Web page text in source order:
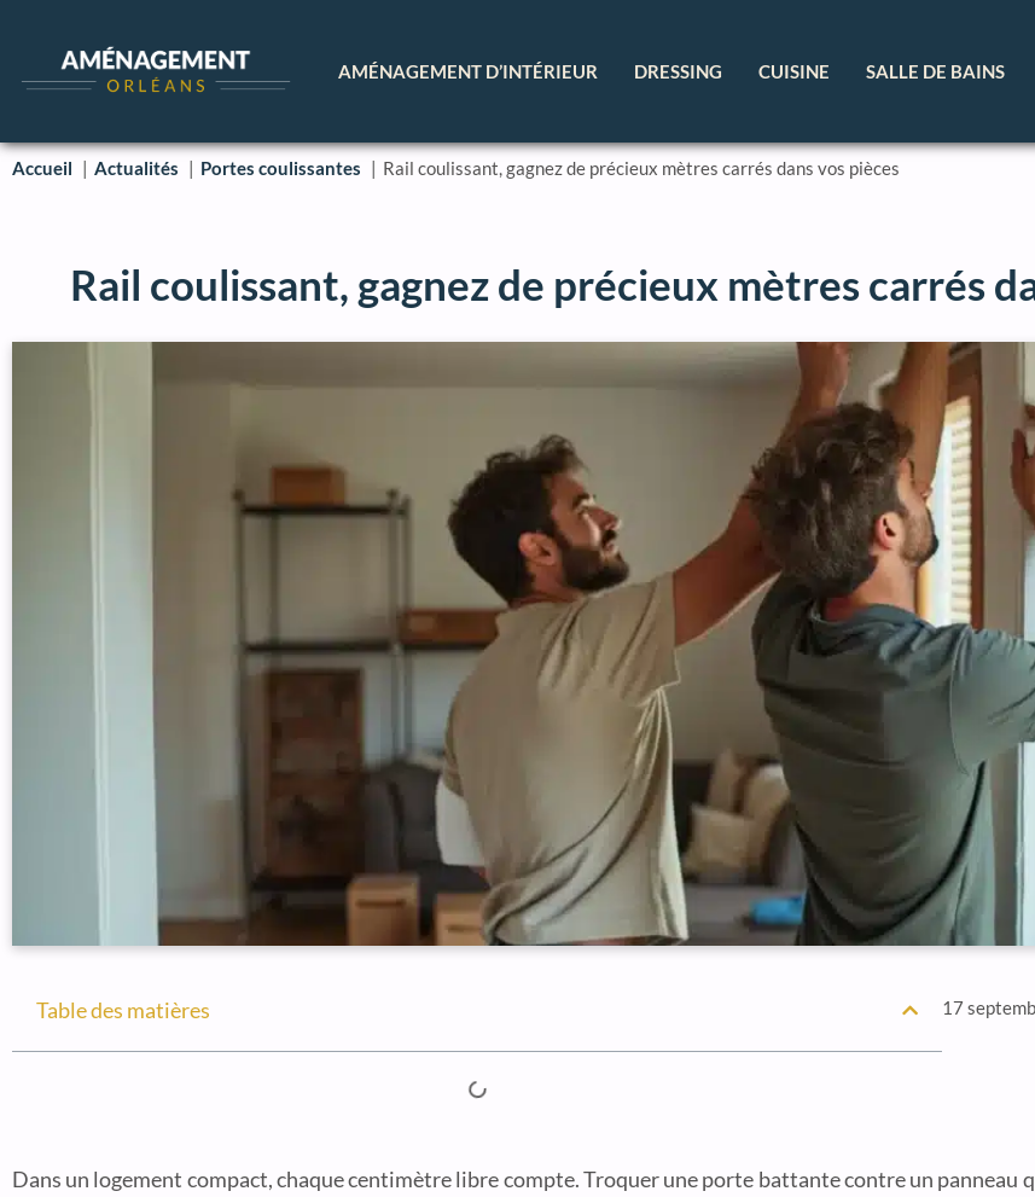
AMÉNAGEMENT D’INTÉRIEUR DRESSING CUISINE SALLE DE BAINS
Accueil Actualités Portes coulissantes Rail coulissant, gagnez de précieux mètres carrés dans vos pièces
Rail coulissant, gagnez de précieux mètres carrés
Table des matières 17
Dans un logement compact, chaque centimètre libre compte. Troquer une porte battante contre un panneau